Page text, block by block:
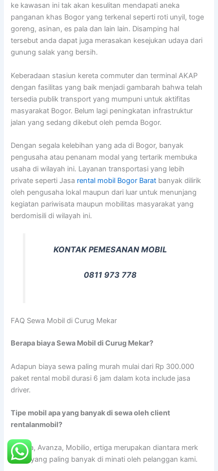
ke kawasan ini tak akan kesulitan mendapati aneka
panganan khas Bogor yang terkenal seperti roti unyil, toge
goreng, asinan, es pala dan lain lain. Disamping hal
tersebut anda dapat juga merasakan kesejukan udaya dari
gunung salak yang bersih.
Keberadaan stasiun kereta commuter dan terminal AKAP
dengan fasilitas yang baik menjadi gambarah bahwa telah
tersedia publik transport yang mumpuni untuk aktifitas
masyarakat Bogor. Belum lagi peningkatan infrastruktur
jalan yang sedang dikebut oleh pemda Bogor.
Dengan segala kelebihan yang ada di Bogor, banyak
pengusaha atau penanam modal yang tertarik membuka
usaha di wilayah ini. Layanan transportasi yang lebih
private seperti Jasa rental mobil Bogor Barat banyak dilirik
oleh pengusaha lokal maupun dari luar untuk menunjang
kegiatan pariwisata maupun mobilitas masyarakat yang
berdomisili di wilayah ini.
KONTAK PEMESANAN MOBIL
0811 973 778
FAQ Sewa Mobil di Curug Mekar
Berapa biaya Sewa Mobil di Curug Mekar?
Adapun biaya sewa paling murah mulai dari Rp 300.000
paket rental mobil durasi 6 jam dalam kota include jasa
driver.
Tipe mobil apa yang banyak di sewa oleh client
rentalanmobil?
Innova, Avanza, Mobilio, ertiga merupakan diantara merk
mobil yang paling banyak di minati oleh pelanggan kami.